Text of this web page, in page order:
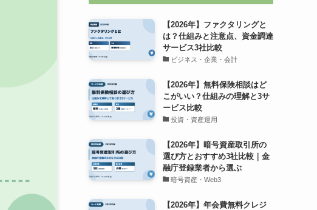
【2026年】ファクタリングと
は？仕組みと注意点、資金調達
サービス3社比較
ビジネス・企業・会計
【2026年】無料保険相談はど
こがいい？仕組みの理解と3サ
ービス比較
投資・資産運用
【2026年】暗号資産取引所の
選び方とおすすめ3社比較｜金
融庁登録業者から選ぶ
暗号資産・Web3
【2026年】年会費無料クレジ